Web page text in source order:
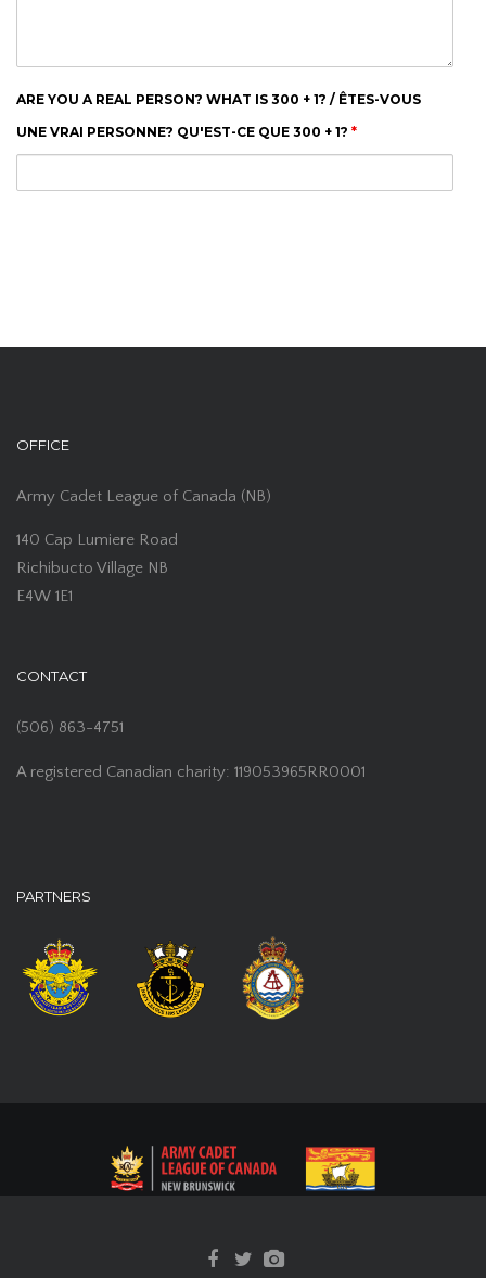
ARE YOU A REAL PERSON? WHAT IS 300 + 1? / ÊTES-VOUS
UNE VRAI PERSONNE? QU'EST-CE QUE 300 + 1? *
OFFICE
Army Cadet League of Canada (NB)
140 Cap Lumiere Road
Richibucto Village NB
E4W 1E1
CONTACT
(506) 863-4751
A registered Canadian charity: 119053965RR0001
PARTNERS